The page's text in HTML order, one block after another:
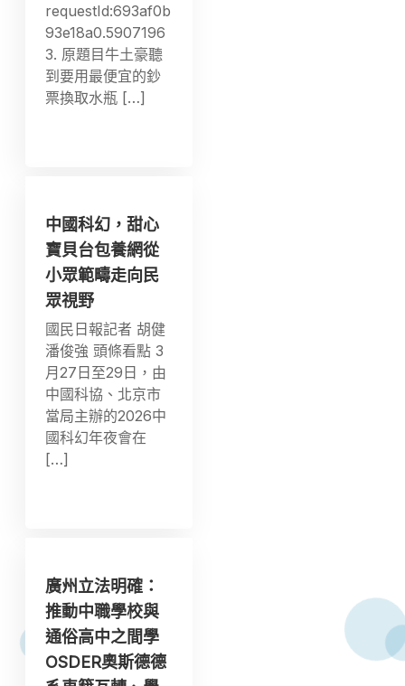
requestId:693af0b
93e18a0.5907196
3. 原題目牛土豪聽
到要用最便宜的鈔
票換取水瓶 […]
中國科幻，甜心
寶貝台包養網從
小眾範疇走向民
眾視野
國民日報記者 胡健
潘俊強 頭條看點 3
月27日至29日，由
中國科協、北京市
當局主辦的2026中
國科幻年夜會在
[…]
廣州立法明確：
推動中職學校與
通俗高中之間學
OSDER奧斯德德